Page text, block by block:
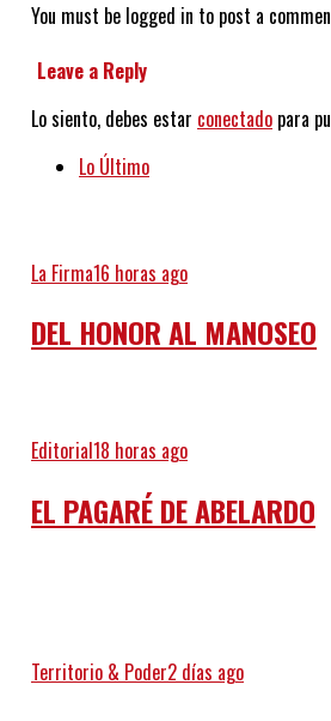
You must be logged in to post a
Leave a Reply
Lo siento, debes estar conectadopara
Lo Último
La Firma16 horas ago
DEL HONOR AL MANOSEO
Editorial18 horas ago
EL PAGARÉ DE ABELARDO
Territorio & Poder2 días ago